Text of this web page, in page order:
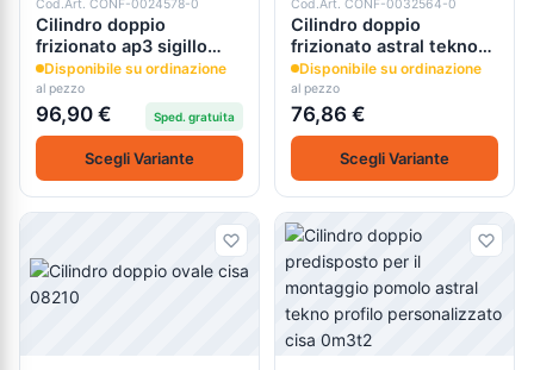
Cod.Art. CONF-0024578-0
Cilindro doppio
frizionato ap3 sigillo
cisa 0h3s1
Disponibile su ordinazione
al pezzo
96,90 € Sped. gratuita
Scegli Variante
Cod.Art. CONF-0032564-0
Cilindro doppio
frizionato astral tekno
profilo personalizzato
cisa 0m3t1
Disponibile su ordinazione
al pezzo
76,86 €
Scegli Variante